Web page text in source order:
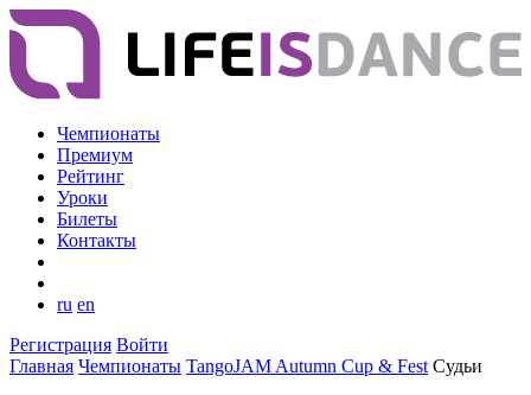
Чемпионаты
Премиум
Рейтинг
Уроки
Билеты
Контакты
ru en
Регистрация Войти
Главная Чемпионаты TangoJAM Autumn Cup & Fest Судьи